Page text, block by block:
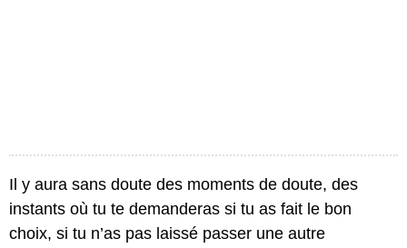
Il y aura sans doute des moments de doute, des
instants où tu te demanderas si tu as fait le bon
choix, si tu n’as pas laissé passer une autre